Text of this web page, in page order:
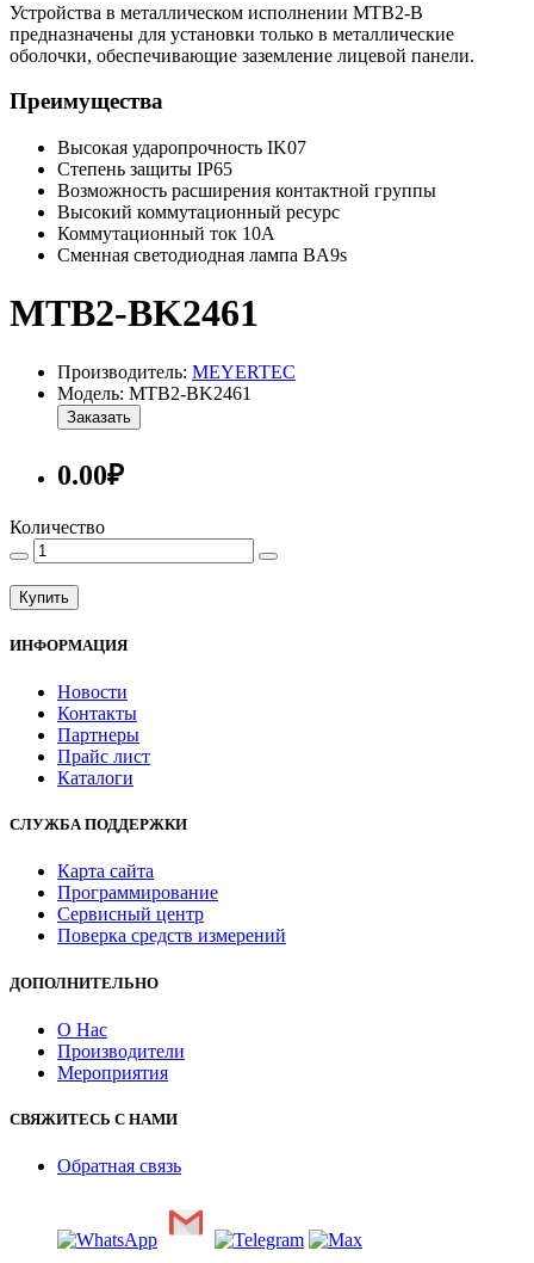
Устройства в металлическом исполнении MTB2-B
предназначены для установки только в металлические
оболочки, обеспечивающие заземление лицевой панели.
Преимущества
Высокая ударопрочность IK07
Степень защиты IP65
Возможность расширения контактной группы
Высокий коммутационный ресурс
Коммутационный ток 10А
Сменная светодиодная лампа BA9s
MTB2-BK2461
Производитель: MEYERTEC
Модель: MTB2-BK2461
Заказать
0.00₽
Количество
Купить
ИНФОРМАЦИЯ
Новости
Контакты
Партнеры
Прайс лист
Каталоги
СЛУЖБА ПОДДЕРЖКИ
Карта сайта
Программирование
Сервисный центр
Поверка средств измерений
ДОПОЛНИТЕЛЬНО
О Нас
Производители
Мероприятия
СВЯЖИТЕСЬ С НАМИ
Обратная связь